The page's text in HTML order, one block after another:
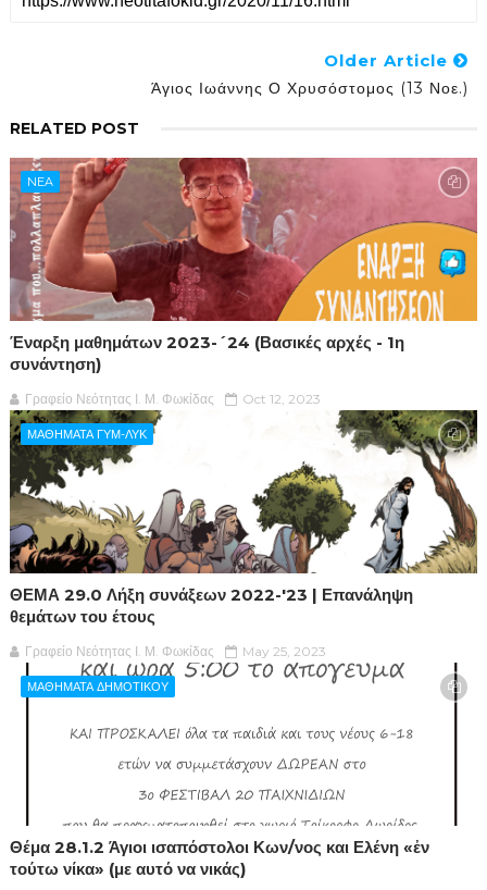
Older Article
Άγιος Ιωάννης Ο Χρυσόστομος (13 Νοε.)
RELATED POST
NEA
Έναρξη μαθημάτων 2023-´24 (Βασικές αρχές - 1η
συνάντηση)
Γραφείο Νεότητας Ι. Μ. Φωκίδας Oct 12, 2023
ΜΑΘΗΜΑΤΑ ΓΥΜ-ΛΥΚ
ΘΕΜΑ 29.0 Λήξη συνάξεων 2022-'23 | Επανάληψη
θεμάτων του έτους
Γραφείο Νεότητας Ι. Μ. Φωκίδας May 25, 2023
ΜΑΘΗΜΑΤΑ ΔΗΜΟΤΙΚΟΥ
Θέμα 28.1.2 Άγιοι ισαπόστολοι Κων/νος και Ελένη «ἐν
τούτω νίκα» (με αυτό να νικάς)